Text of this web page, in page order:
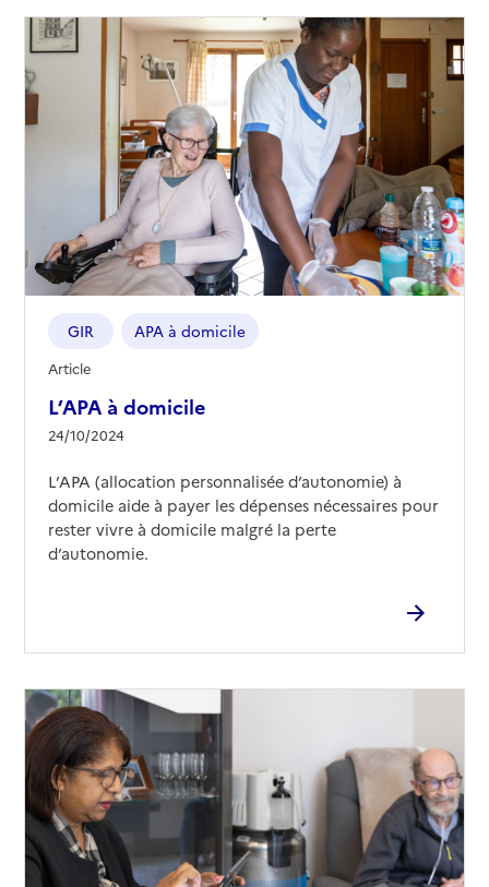
L’APA à domicile
24/10/2024
GIR APA à domicile
Article
L’APA (allocation personnalisée d’autonomie) à
domicile aide à payer les dépenses nécessaires pour
rester vivre à domicile malgré la perte
d’autonomie.